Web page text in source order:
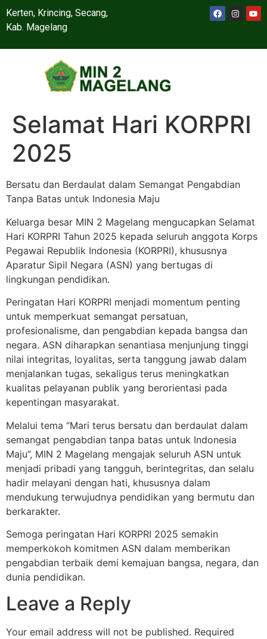
Kerten, Krincing, Secang,
Kab. Magelang
Selamat Hari KORPRI
2025
Bersatu dan Berdaulat dalam Semangat Pengabdian
Tanpa Batas untuk Indonesia Maju
Keluarga besar MIN 2 Magelang mengucapkan Selamat
Hari KORPRI Tahun 2025 kepada seluruh anggota Korps
Pegawai Republik Indonesia (KORPRI), khususnya
Aparatur Sipil Negara (ASN) yang bertugas di
lingkungan pendidikan.
Peringatan Hari KORPRI menjadi momentum penting
untuk memperkuat semangat persatuan,
profesionalisme, dan pengabdian kepada bangsa dan
negara. ASN diharapkan senantiasa menjunjung tinggi
nilai integritas, loyalitas, serta tanggung jawab dalam
menjalankan tugas, sekaligus terus meningkatkan
kualitas pelayanan publik yang berorientasi pada
kepentingan masyarakat.
Melalui tema “Mari terus bersatu dan berdaulat dalam
semangat pengabdian tanpa batas untuk Indonesia
Maju”, MIN 2 Magelang mengajak seluruh ASN untuk
menjadi pribadi yang tangguh, berintegritas, dan selalu
hadir melayani dengan hati, khususnya dalam
mendukung terwujudnya pendidikan yang bermutu dan
berkarakter.
Semoga peringatan Hari KORPRI 2025 semakin
memperkokoh komitmen ASN dalam memberikan
pengabdian terbaik demi kemajuan bangsa, negara, dan
dunia pendidikan.
Leave a Reply
Your email address will not be published. Required